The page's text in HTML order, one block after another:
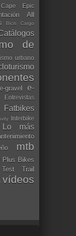
Epic
All
Bicis Cargo
de
urbano
e-gravel
e-
Entrevistas
Fatbikes
Interbike
Lo más
mtb
Plus Bikes
Test Trail
vídeos